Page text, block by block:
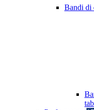
Bandi di